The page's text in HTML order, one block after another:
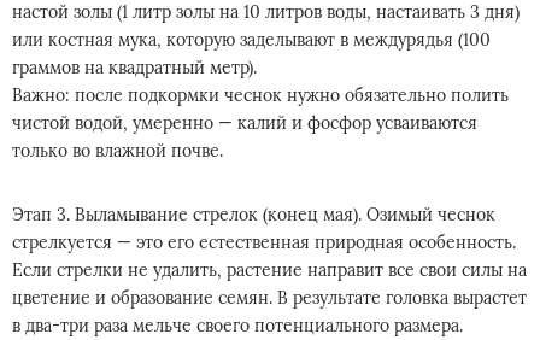
настой золы (1 литр золы на 10 литров воды, настаивать 3 дня)
или костная мука, которую заделывают в междурядья (100
граммов на квадратный метр).
Важно: после подкормки чеснок нужно обязательно полить
чистой водой, умеренно — калий и фосфор усваиваются
только во влажной почве.
Этап 3. Выламывание стрелок (конец мая). Озимый чеснок
стрелкуется — это его естественная природная особенность.
Если стрелки не удалить, растение направит все свои силы на
цветение и образование семян. В результате головка вырастет
в два-три раза мельче своего потенциального размера.